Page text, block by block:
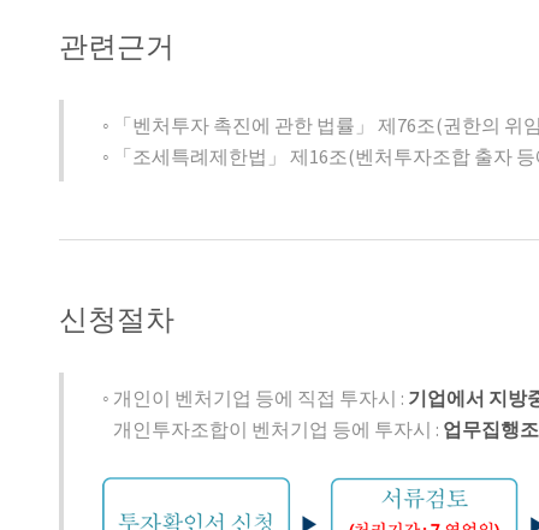
관련근거
◦ 「벤처투자 촉진에 관한 법률」 제76조(권한의 위
◦ 「조세특례제한법」 제16조(벤처투자조합 출자
신청절차
◦ 개인이 벤처기업 등에 직접 투자시 : 기업에서 지방
개인투자조합이 벤처기업 등에 투자시 : 업무집행